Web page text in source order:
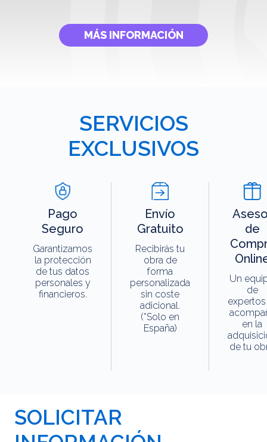
MÁS INFORMACIÓN
SERVICIOS
EXCLUSIVOS
Pago
Seguro
Garantizamos
la protección
de tus datos
personales y
financieros.
Envío
Gratuito
Recibirás tu
obra de
forma
personalizada
sin coste
adicional.
(*Solo en
España)
de
Un
de
en la
de tu
SOLICITAR